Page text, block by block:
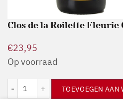
Clos de la Roilette Fleurie
€23,95
Op voorraad
TOEVOEGEN AAN